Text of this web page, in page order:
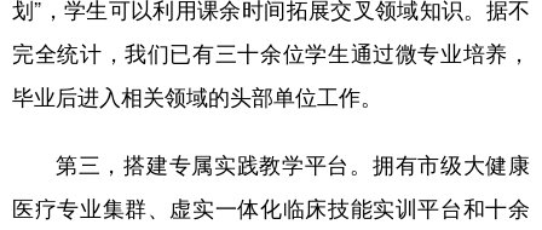
划”，学生可以利用课余时间拓展交叉领域知识。据不
完全统计，我们已有三十余位学生通过微专业培养，
毕业后进入相关领域的头部单位工作。
第三，搭建专属实践教学平台。拥有市级大健康
医疗专业集群、虚实一体化临床技能实训平台和十余